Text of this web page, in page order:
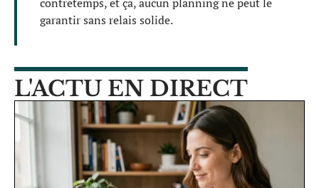
contretemps, et ça, aucun planning ne peut le
garantir sans relais solide.
L'ACTU EN DIRECT